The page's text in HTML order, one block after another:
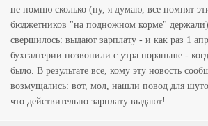
не помню сколько (ну, я думаю, все помнят
бюджетников "на подножном корме"
свершилось: выдают зарплату - и как раз 1
бухгалтерии позвонили с утра пораньше -
было. В результате все, кому эту новость
возмущались: вот, мол, нашли повод для
что действительно зарплату выдают!